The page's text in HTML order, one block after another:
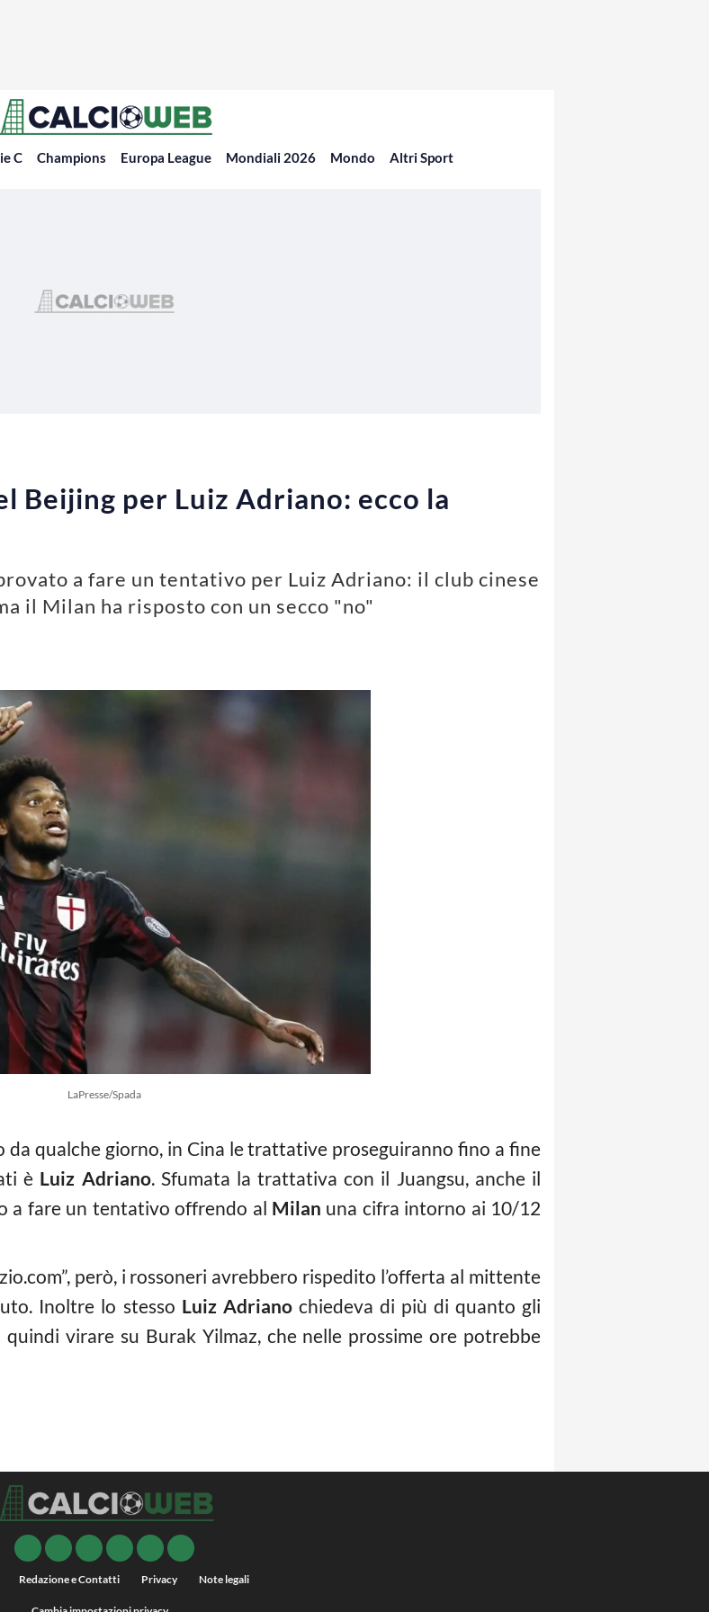
C Champions Europa League Mondiali 2026 Mondo Altri Sport
Beijing per Luiz Adriano: ecco la
a fare un tentativo per Luiz Adriano: il club cinese
il Milan ha risposto con un secco "no"
LaPresse/Spada
qualche giorno, in Cina le trattative proseguiranno fino a fine
è Luiz Adriano. Sfumata la trattativa con il Juangsu, anche il
a fare un tentativo offrendo al Milan una cifra intorno ai 10/12
però, i rossoneri avrebbero rispedito l’offerta al mittente
Inoltre lo stesso Luiz Adrianochiedeva di più di quanto gli
virare su Burak Yilmaz, che nelle prossime ore potrebbe
Redazione e Contatti Privacy Note legali